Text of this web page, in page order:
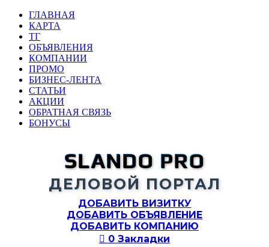
ГЛАВНАЯ
КАРТА
ТГ
ОБЪЯВЛЕНИЯ
КОМПАНИИ
ПРОМО
БИЗНЕС-ЛЕНТА
СТАТЬИ
АКЦИИ
ОБРАТНАЯ СВЯЗЬ
БОНУСЫ
SLANDO PRO
ДЕЛОВОЙ ПОРТАЛ
ДОБАВИТЬ ВИЗИТКУ
ДОБАВИТЬ ОБЪЯВЛЕНИЕ
ДОБАВИТЬ КОМПАНИЮ
 0 Закладки